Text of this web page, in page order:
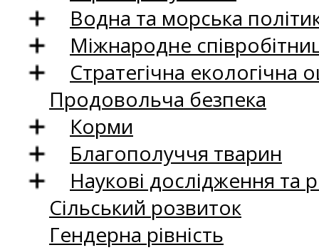
Водна та морська
Міжнародне
Стратегічна екологічна
Продовольча безпека
Корми
Благополуччя тварин
Наукові дослідження та
Сільський розвиток
Гендерна рівність